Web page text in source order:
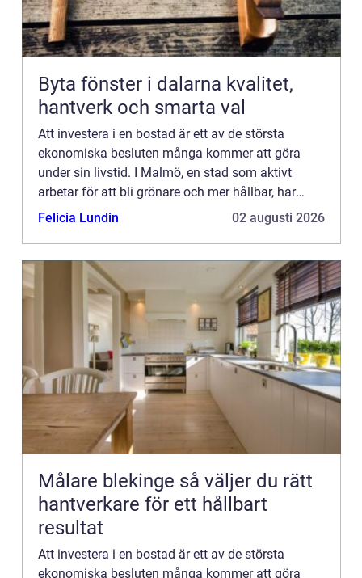
Byta fönster i dalarna kvalitet,
hantverk och smarta val
Att investera i en bostad är ett av de största
ekonomiska besluten många kommer att göra
under sin livstid. I Malmö, en stad som aktivt
arbetar för att bli grönare och mer hållbar, har
intresset för gr&o...
Felicia Lundin 02 augusti 2026
Målare blekinge så väljer du rätt
hantverkare för ett hållbart
resultat
Att investera i en bostad är ett av de största
ekonomiska besluten många kommer att göra